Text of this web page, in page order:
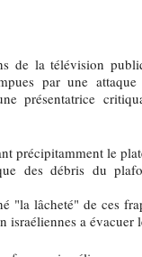
de la télévision
par une
présentatrice
précipitamment le
des débris du
"la lâcheté" de ces
israéliennes a évacuer